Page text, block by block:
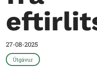
27-08-2025
Útgávur